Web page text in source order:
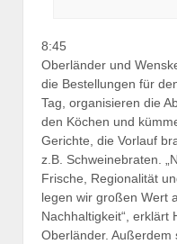
8:45
Oberländer und
die Bestellungen für
Tag, organisieren die
den Köchen und
Gerichte, die Vorlauf
z.B. Schweinebraten.
Frische, Regionalität
legen wir großen Wert
Nachhaltigkeit“, erklärt
Oberländer. Außerdem